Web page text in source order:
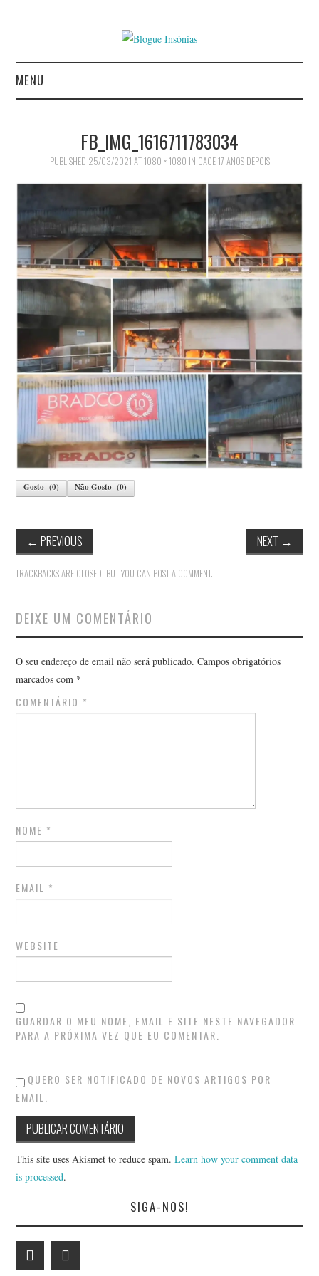
MENU
CONTACTO
POLÍTICA DE
PRIVACIDADE
FB_IMG_1616711783034
PUBLISHED 25/03/2021 AT1080 × 1080 IN CACE 17 ANOS DEPOIS
Gosto (0) Não Gosto (0)
← PREVIOUS NEXT →
TRACKBACKS ARE CLOSED, BUT YOU CAN POST A COMMENT.
DEIXE UM COMENTÁRIO
O seu endereço de email não será publicado. Campos obrigatórios
marcados com *
COMENTÁRIO *
NOME *
EMAIL *
WEBSITE
GUARDAR O MEU NOME, EMAIL E SITE NESTE NAVEGADOR
PARA A PRÓXIMA VEZ QUE EU COMENTAR.
QUERO SER NOTIFICADO DE NOVOS ARTIGOS POR
EMAIL.
This site uses Akismet to reduce spam.Learn how your comment data
is processed.
SIGA-NOS!